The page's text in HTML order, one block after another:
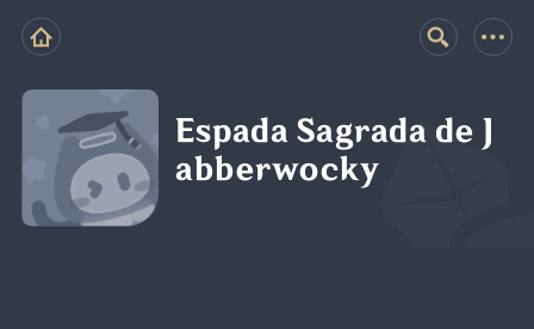
Espada Sagrada de J
abberwocky